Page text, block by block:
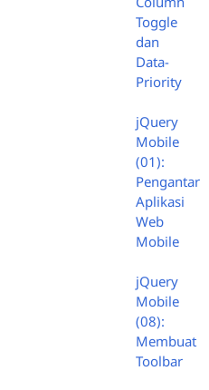
Toggle
dan
Data-
Priority
jQuery
Mobile
(01):
Pengantar
Aplikasi
Web
Mobile
jQuery
Mobile
(08):
Membuat
Toolbar